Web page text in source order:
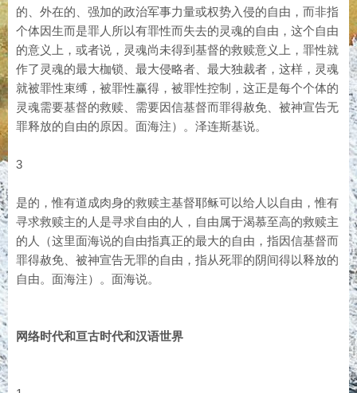
的、外在的、强加的政治军事力量或权势入侵的自由，而非指
个体因生而是罪人所以有罪性而失去的灵魂的自由，这个自由
的意义上，或者说，灵魂尚未得到基督的救赎意义上，罪性就
作了灵魂的最大枷锁、最大侵略者、最大独裁者，这样，灵魂
就被罪性束缚，被罪性赢得，被罪性控制，这正是每个个体的
灵魂需要基督的救赎、需要因信基督而罪得赦免、被神宣告无
罪释放的自由的原因。面海注）。泽连斯基说。
3
是的，惟有道成肉身的救赎主基督耶稣可以给人以自由，惟有
寻求救赎主的人是寻求自由的人，自由属于渴慕至高的救赎主
的人（这里面海说的自由指真正的最大的自由，指因信基督而
罪得赦免、被神宣告无罪的自由，指从死罪的阴间得以释放的
自由。面海注）。面海说。
网络时代和亘古时代和汉语世界